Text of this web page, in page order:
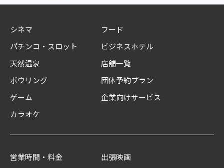
シネマ
パチンコ・スロット
天然温泉
ボウリング
ゲーム
カラオケ
フード
ビジネスホテル
店舗一覧
団体予約プラン
企業向けサービス
営業時間・料金 出張映画